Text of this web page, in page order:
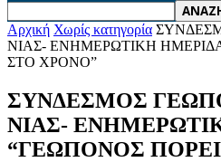
Αρχική Χωρίς κατηγορία
ΝΙΑΣ- ΕΝΗΜΕΡΩΤΙΚΗ
ΣΤΟ ΧΡΟΝΟ”
ΣΥΝΔΕΣΜΟΣ
ΝΙΑΣ-
“ΓΕΩΠΟΝΟΣ